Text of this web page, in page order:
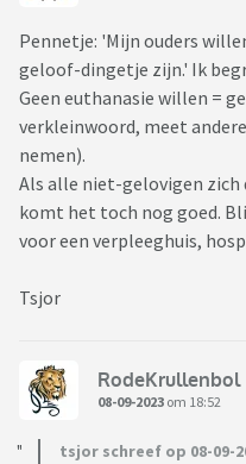
Pennetje: 'Mijn ouders
geloof-dingetje zijn.' Ik
Geen euthanasie willen =
verkleinwoord, meet
nemen).
Als alle niet-gelovigen zich
komt het toch nog goed.
voor een verpleeghuis,
Tsjor
RodeKrullenbol
08-09-2023 om 18:52
tsjor schreef op 08-09-